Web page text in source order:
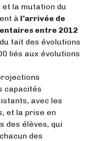
la mutation du
à l’arrivée de
entre 2012
fait des évolutions
liés aux évolutions
capacités
avec les
et la prise en
des élèves, qui
des